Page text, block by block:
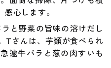
心します。
と野菜の旨味の溶けだし
Tさんは、芋類が食べられ
遽牛バラと葱の肉すいも